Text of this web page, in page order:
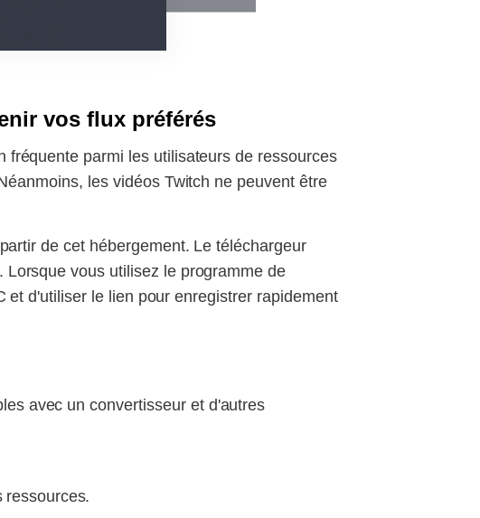
vos flux préférés
parmi les utilisateurs de ressources
les vidéos Twitch ne peuvent être
de cet hébergement. Le téléchargeur
vous utilisez le programme de
d'utiliser le lien pour enregistrer rapidement
avec un convertisseur et d'autres
ressources.